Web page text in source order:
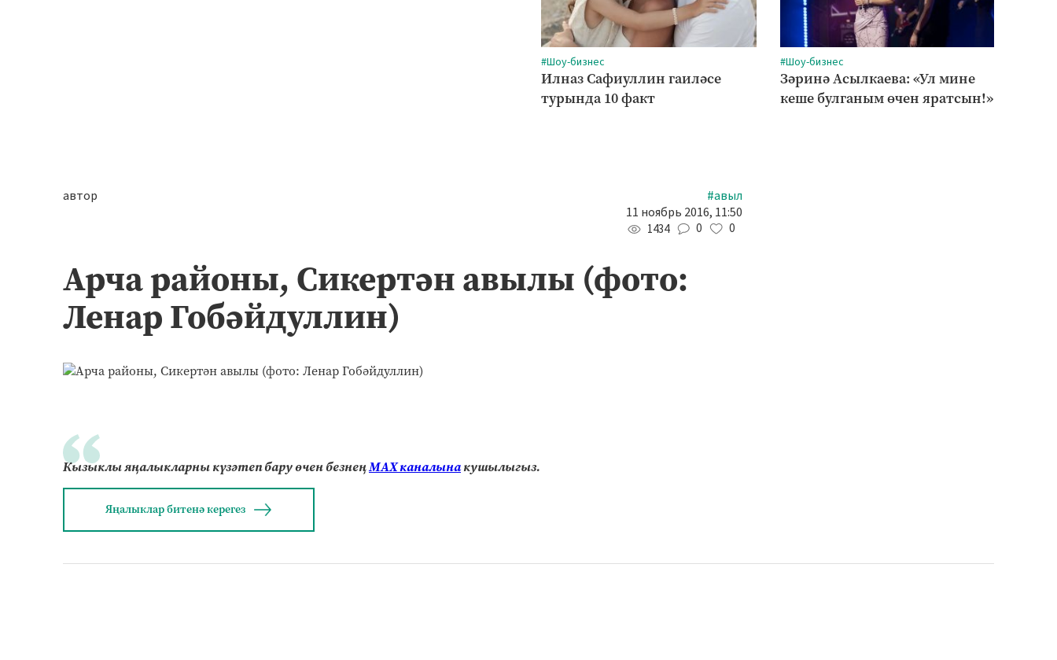
#Шоу-бизнес
Илназ Сафиуллин гаиләсе
турында 10 факт
#Шоу-бизнес
Зәринә Асылкаева: «Ул мине
кеше булганым өчен яратсын!»
автор
#авыл
11 ноябрь 2016, 11:50
1434 0 0
Арча районы, Сикертән авылы (фото:
Ленар Гобәйдуллин)
Кызыклы яңалыкларны күзәтеп бару өчен безнеңМАХ каналынакушылыгыз.
Яңалыклар битенә керегез